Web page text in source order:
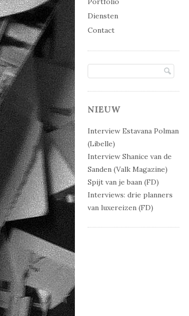
Diensten
Contact
NIEUW
Interview Estavana Polman
(Libelle)
Interview Shanice van de
Sanden (Valk Magazine)
Spijt van je baan (FD)
Interviews: drie planners
van luxereizen (FD)